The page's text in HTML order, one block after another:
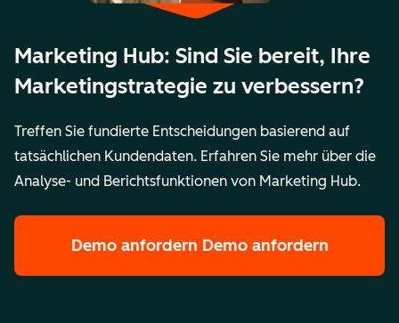
Marketing Hub: Sind Sie bereit, Ihre
Marketingstrategie zu verbessern?
Treffen Sie fundierte Entscheidungen basierend auf
tatsächlichen Kundendaten. Erfahren Sie mehr über die
Analyse- und Berichtsfunktionen von Marketing Hub.
Demo anfordern Demo anfordern